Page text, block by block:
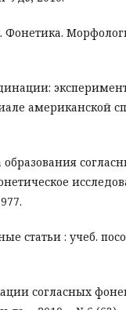
Фонетика.
американской
статьи : учеб.
согласных